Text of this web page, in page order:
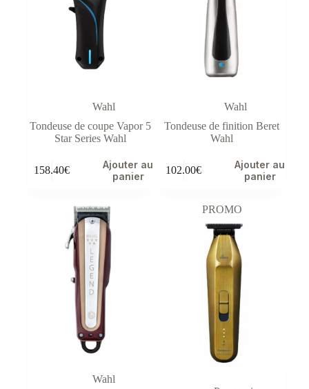
Wahl
Tondeuse de coupe Vapor 5
Star Series Wahl
158.40€
Ajouter au
panier
Wahl
Tondeuse de finition Beret
Wahl
102.00€
Ajouter au
panier
Wahl
PROMO